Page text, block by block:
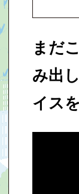
まだ
み出
イス